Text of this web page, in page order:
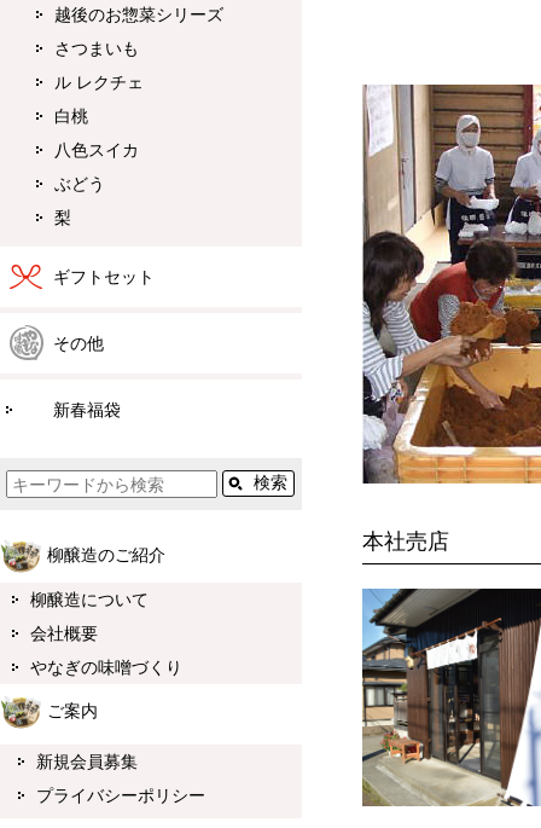
本社売店
越後のお惣菜シリーズ
さつまいも
ル レクチェ
白桃
八色スイカ
ぶどう
梨
ギフトセット
その他
新春福袋
柳醸造のご紹介
柳醸造について
会社概要
やなぎの味噌づくり
ご案内
新規会員募集
プライバシーポリシー